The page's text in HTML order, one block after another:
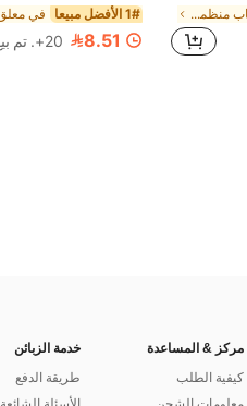
في ذو سحَّاب منظمات المكياج 1# الأفضل مبيعا
8.51 20+. تم بيع
مركز & المساعدة
كيفية الطلب
خدمة الزبائن
طريقة الدفع